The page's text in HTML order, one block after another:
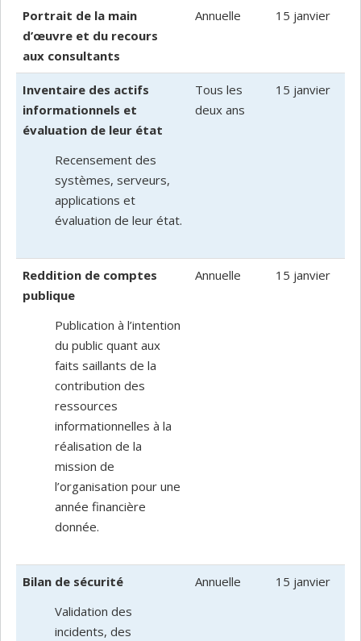
Portrait de la main
d’œuvre et du recours
aux consultants
Annuelle 15 janvier
Inventaire des actifs
informationnels et
évaluation de leur état
Recensement des
systèmes, serveurs,
applications et
évaluation de leur état.
Tous les
deux ans
15 janvier
Reddition de comptes
publique
Publication à l’intention
du public quant aux
faits saillants de la
contribution des
ressources
informationnelles à la
réalisation de la
mission de
l’organisation pour une
année financière
donnée.
Annuelle 15 janvier
Bilan de sécurité
Validation des
incidents, des
Annuelle 15 janvier